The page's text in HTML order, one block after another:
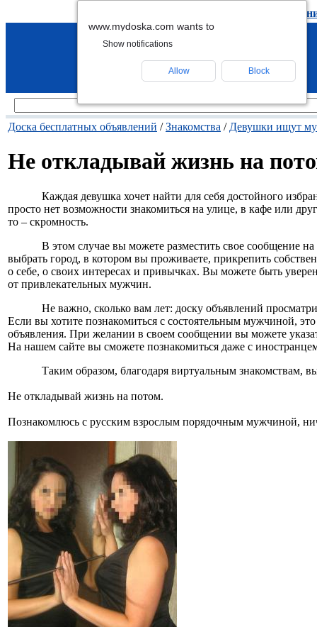
удалить
Доска бесплатных объявлений /Знакомства / Девушки ищут
Не откладывай жизнь на
Каждая девушка хочет найти для себя достойного
просто нет возможности знакомиться на улице, в кафе или
то – скромность.
В этом случае вы можете разместить свое сообщение
выбрать город, в котором вы проживаете, прикрепить
о себе, о своих интересах и привычках. Вы можете быть
от привлекательных мужчин.
Не важно, сколько вам лет: доску объявлений
Если вы хотите познакомиться с состоятельным мужчиной,
объявления. При желании в своем сообщении вы можете
На нашем сайте вы сможете познакомиться даже с
Таким образом, благодаря виртуальным знакомствам,
Не откладывай жизнь на потом.
Познакомлюсь с русским взрослым порядочным мужчиной,
www.mydoska.com wants to
Show notifications
Allow Block